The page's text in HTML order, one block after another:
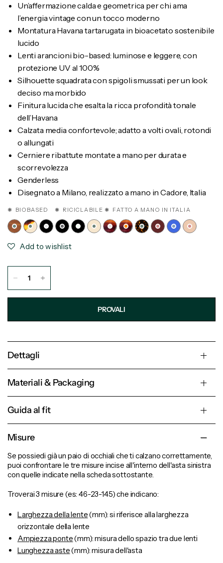
Un’affermazione calda e geometrica per chi ama
l’energia vintage con un tocco moderno
Montatura Havana tartarugata in bioacetato sostenibile
lucido
Lenti arancioni bio-based: luminose e leggere, con
protezione UV al 100%
Silhouette squadrata con spigoli smussati per un look
deciso ma morbido
Finitura lucida che esalta la ricca profondità tonale
dell’Havana
Calzata media confortevole; adatto a volti ovali, rotondi
o allungati
Cerniere ribattute montate a mano per durata e
scorrevolezza
Genderless
Disegnato a Milano, realizzato a mano in Cadore, Italia
✺ BIOBASED ✺ RICICLABILE ✺ FATTO A MANO IN ITALIA
Add to wishlist
PROVALI
Dettagli
Materiali & Packaging
Guida al fit
Misure
Se possiedi già un paio di occhiali che ti calzano correttamente,
puoi confrontare le tre misure incise all'interno dell'asta sinistra
con quelle indicate nella scheda sottostante.
Troverai 3 misure (es: 46-23-145) che indicano:
Larghezza della lente(mm): si riferisce alla larghezza
orizzontale della lente
Ampiezza ponte(mm): misura dello spazio tra due lenti
Lunghezza aste(mm): misura dell'asta